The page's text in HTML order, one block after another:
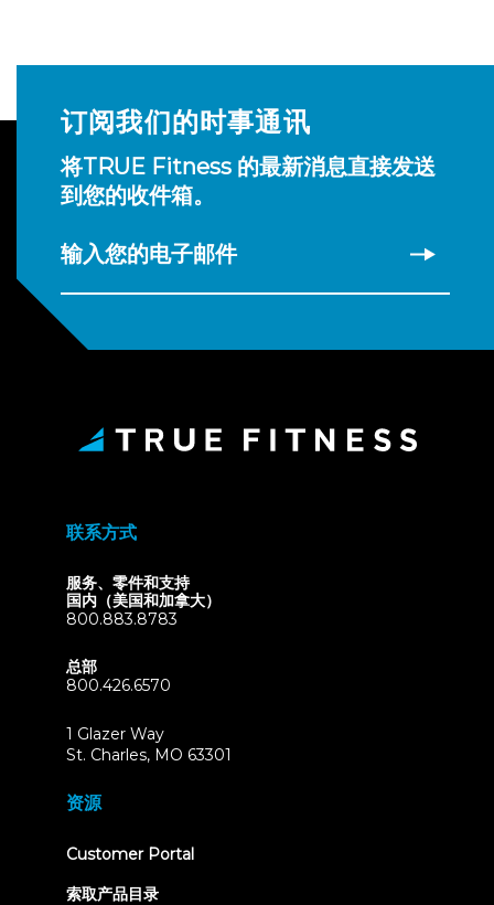
订阅我们的时事通讯
将TRUE Fitness 的最新消息直接发送
到您的收件箱。
输入您的电子邮件
联系方式
服务、零件和支持
国内（美国和加拿大）
800.883.8783
总部
800.426.6570
1 Glazer Way
St. Charles, MO 63301
资源
Customer Portal(opens
索取产品目录